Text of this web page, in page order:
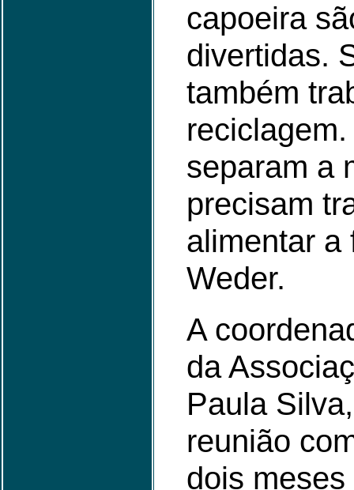
capoeira
divertidas.
também
separam a
precisam
alimentar a
Weder.
A
da
Paula
reunião
dois